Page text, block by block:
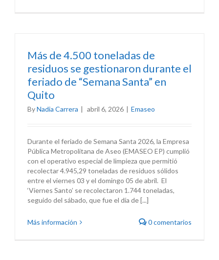
Más de 4.500 toneladas de
residuos se gestionaron durante el
feriado de “Semana Santa” en
Quito
ByNadia Carrera | abril 6, 2026 | Emaseo
Durante el feriado de Semana Santa 2026, la Empresa
Pública Metropolitana de Aseo (EMASEO EP) cumplió
con el operativo especial de limpieza que permitió
recolectar 4.945,29 toneladas de residuos sólidos
entre el viernes 03 y el domingo 05 de abril. El
‘Viernes Santo’ se recolectaron 1.744 toneladas,
seguido del sábado, que fue el día de [...]
Más información 0 comentarios